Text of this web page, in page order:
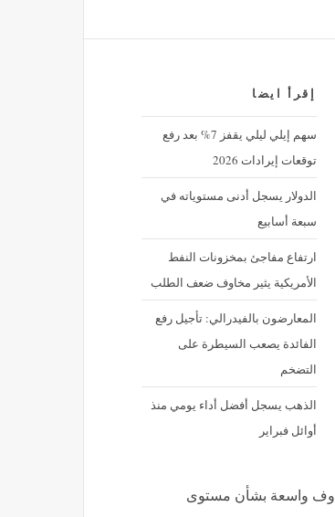
إقرأ ايضا
سهم إيلي ليلي يقفز 7% بعد رفع
توقعات إيرادات 2026
الدولار يسجل أدنى مستوياته في
سبعة أسابيع
ارتفاع مفاجئ بمخزونات النفط
الأمريكية يثير مخاوف ضعف الطلب
المعارضون بالفيدرالي: تأجيل رفع
الفائدة يصعب السيطرة على
التضخم
الذهب يسجل أفضل أداء يومي منذ
أوائل فبراير
واسعة بشأن مستوى